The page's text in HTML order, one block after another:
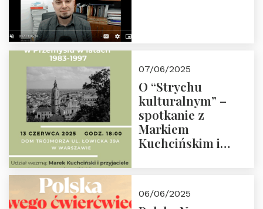
07/06/2025
O “Strychu
kulturalnym” –
spotkanie z
Markiem
Kuchcińskim i
18:00
06/06/2025